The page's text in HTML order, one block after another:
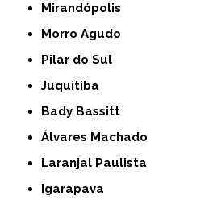
Mirandópolis
Morro Agudo
Pilar do Sul
Juquitiba
Bady Bassitt
Álvares Machado
Laranjal Paulista
Igarapava